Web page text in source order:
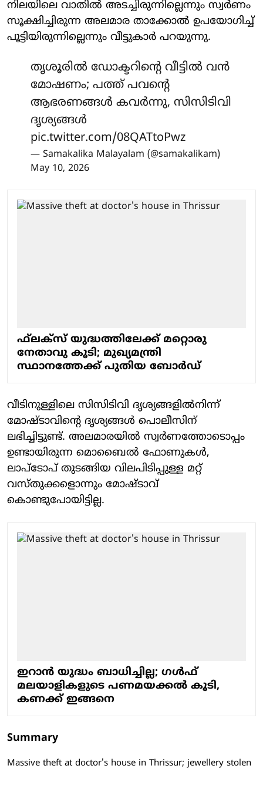
നിലയിലെ വാതില്‍ അടച്ചിരുന്നില്ലെന്നും സ്വര്‍ണം
സൂക്ഷിച്ചിരുന്ന അലമാര താക്കോല്‍ ഉപയോഗിച്ച്
പൂട്ടിയിരുന്നില്ലെന്നും വീട്ടുകാര്‍ പറയുന്നു.
തൃശൂരിൽ ഡോക്ടറിന്റെ വീട്ടിൽ വൻ
മോഷണം; പത്ത് പവന്റെ
ആഭരണങ്ങൾ കവർന്നു, സിസിടിവി
ദൃശ്യങ്ങൾ
pic.twitter.com/08QATtoPwz
— Samakalika Malayalam (@samakalikam)
May 10, 2026
ഫ്‌ലക്‌സ് യുദ്ധത്തിലേക്ക് മറ്റൊരു
നേതാവു കൂടി; മുഖ്യമന്ത്രി
സ്ഥാനത്തേക്ക് പുതിയ ബോര്‍ഡ്
വീടിനുള്ളിലെ സിസിടിവി ദൃശ്യങ്ങളില്‍നിന്ന്
മോഷ്ടാവിന്റെ ദൃശ്യങ്ങള്‍ പൊലീസിന്
ലഭിച്ചിട്ടുണ്ട്. അലമാരയില്‍ സ്വര്‍ണത്തോടൊപ്പം
ഉണ്ടായിരുന്ന മൊബൈല്‍ ഫോണുകള്‍,
ലാപ്‌ടോപ് തുടങ്ങിയ വിലപിടിപ്പുള്ള മറ്റ്
വസ്തുക്കളൊന്നും മോഷ്ടാവ്
കൊണ്ടുപോയിട്ടില്ല.
ഇറാന്‍ യുദ്ധം ബാധിച്ചില്ല; ഗള്‍ഫ്
മലയാളികളുടെ പണമയക്കല്‍ കൂടി,
കണക്ക് ഇങ്ങനെ
Summary
Massive theft at doctor's house in Thrissur; jewellery stolen